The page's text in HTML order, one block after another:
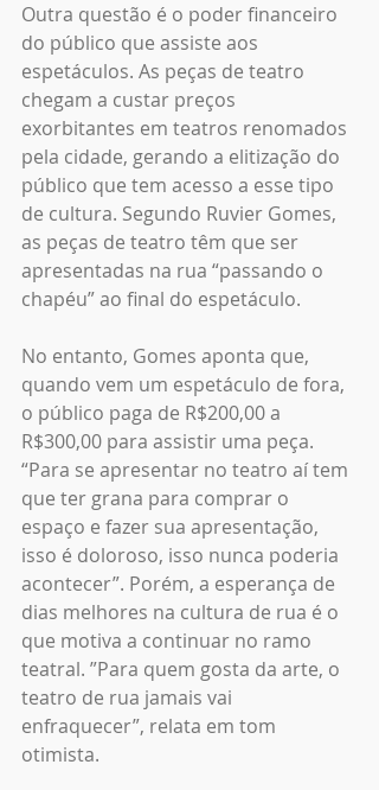
Outra questão é o poder financeiro
do público que assiste aos
espetáculos. As peças de teatro
chegam a custar preços
exorbitantes em teatros renomados
pela cidade, gerando a elitização do
público que tem acesso a esse tipo
de cultura. Segundo Ruvier Gomes,
as peças de teatro têm que ser
apresentadas na rua “passando o
chapéu” ao final do espetáculo.
No entanto, Gomes aponta que,
quando vem um espetáculo de fora,
o público paga de R$200,00 a
R$300,00 para assistir uma peça.
“Para se apresentar no teatro aí tem
que ter grana para comprar o
espaço e fazer sua apresentação,
isso é doloroso, isso nunca poderia
acontecer”. Porém, a esperança de
dias melhores na cultura de rua é o
que motiva a continuar no ramo
teatral. ”Para quem gosta da arte, o
teatro de rua jamais vai
enfraquecer”, relata em tom
otimista.